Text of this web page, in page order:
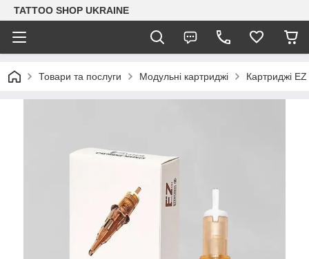
TATTOO SHOP UKRAINE
Товари та послуги Модульні картриджі Картриджі EZ